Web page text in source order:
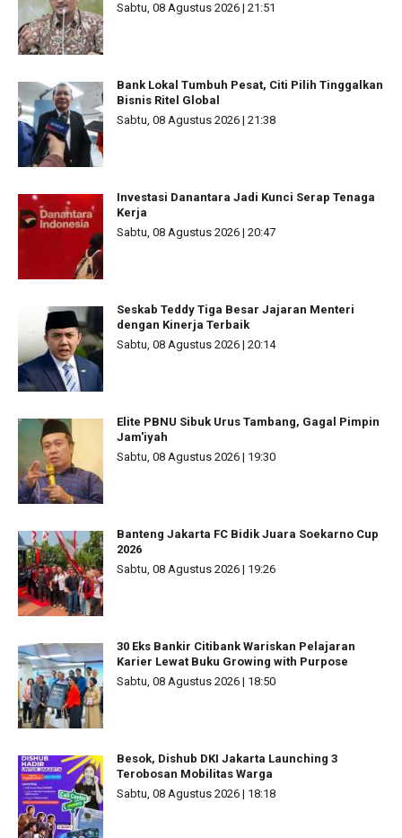
Sabtu, 08 Agustus 2026 | 21:51
Bank Lokal Tumbuh Pesat, Citi Pilih Tinggalkan
Bisnis Ritel Global
Sabtu, 08 Agustus 2026 | 21:38
Investasi Danantara Jadi Kunci Serap Tenaga
Kerja
Sabtu, 08 Agustus 2026 | 20:47
Seskab Teddy Tiga Besar Jajaran Menteri
dengan Kinerja Terbaik
Sabtu, 08 Agustus 2026 | 20:14
Elite PBNU Sibuk Urus Tambang, Gagal Pimpin
Jam'iyah
Sabtu, 08 Agustus 2026 | 19:30
Banteng Jakarta FC Bidik Juara Soekarno Cup
2026
Sabtu, 08 Agustus 2026 | 19:26
30 Eks Bankir Citibank Wariskan Pelajaran
Karier Lewat Buku Growing with Purpose
Sabtu, 08 Agustus 2026 | 18:50
Besok, Dishub DKI Jakarta Launching 3
Terobosan Mobilitas Warga
Sabtu, 08 Agustus 2026 | 18:18